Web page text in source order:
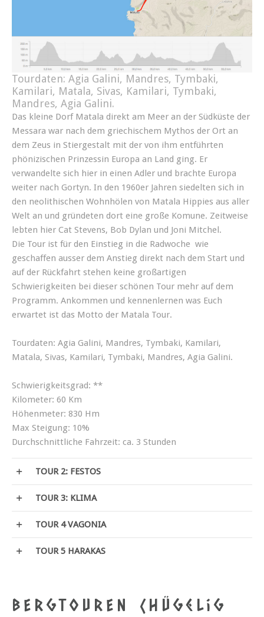
Tourdaten: Agia Galini, Mandres, Tymbaki,
Kamilari, Matala, Sivas, Kamilari, Tymbaki,
Mandres, Agia Galini.
Das kleine Dorf Matala direkt am Meer an der Südküste der
Messara war nach dem griechischem Mythos der Ort an
dem Zeus in Stiergestalt mit der von ihm entführten
phönizischen Prinzessin Europa an Land ging. Er
verwandelte sich hier in einen Adler und brachte Europa
weiter nach Gortyn. In den 1960er Jahren siedelten sich in
den neolithischen Wohnhölen von Matala Hippies aus aller
Welt an und gründeten dort eine große Komune. Zeitweise
lebten hier Cat Stevens, Bob Dylan und Joni Mitchel.
Die Tour ist für den Einstieg in die Radwoche wie
geschaffen ausser dem Anstieg direkt nach dem Start und
auf der Rückfahrt stehen keine großartigen
Schwierigkeiten bei dieser schönen Tour mehr auf dem
Programm. Ankommen und kennenlernen was Euch
erwartet ist das Motto der Matala Tour.
Tourdaten: Agia Galini, Mandres, Tymbaki, Kamilari,
Matala, Sivas, Kamilari, Tymbaki, Mandres, Agia Galini.
Schwierigkeitsgrad: **
Kilometer: 60 Km
Höhenmeter: 830 Hm
Max Steigung: 10%
Durchschnittliche Fahrzeit: ca. 3 Stunden
TOUR 2: FESTOS
TOUR 3: KLIMA
TOUR 4 VAGONIA
TOUR 5 HARAKAS
BERGTOUREN (hügelig